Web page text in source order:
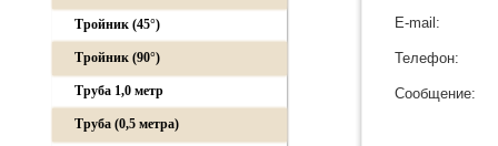
E-mail:
Телефон:
Сообщение:
Тройник (45°)
Тройник (90°)
Труба 1,0 метр
Труба (0,5 метра)